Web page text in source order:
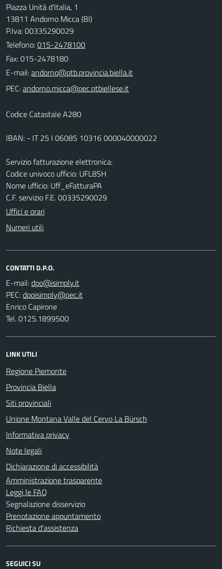
Piazza Unità d'Italia, 1
13811 Andorno Micca (BI)
P.Iva: 00335290029
Telefono:015-2478100
Fax: 015-2478180
E-mail:
PEC:
Codice Catastale A280
IBAN: - IT 25 I 06085 10316 000040000022
Servizio fatturazione elettronica:
Codice univoco ufficio: UFL8SH
Nome ufficio: Uff_eFatturaPA
C.F. servizio F.E. 00335290029
Uffici e orari
Numeri utili
CONTATTI D.P.O.
E-mail:
PEC:
Enrico Capirone
Tel. 0125.1899500
LINK UTILI
Regione Piemonte
Provincia Biella
Siti provinciali
Unione Montana Valle del Cervo La Bürsch
Informativa privacy
Note legali
Dichiarazione di accessibilità
Amministrazione trasparente
Leggi le FAQ
Segnalazione disservizio
Prenotazione appuntamento
Richiesta d'assistenza
SEGUICI SU